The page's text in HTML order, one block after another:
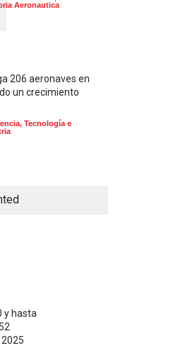
Aeronautica
206 aeronaves en
un crecimiento
Tecnología e
y hasta